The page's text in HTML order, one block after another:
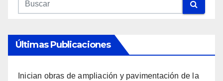
Últimas Publicaciones
Inician obras de ampliación y pavimentación de la